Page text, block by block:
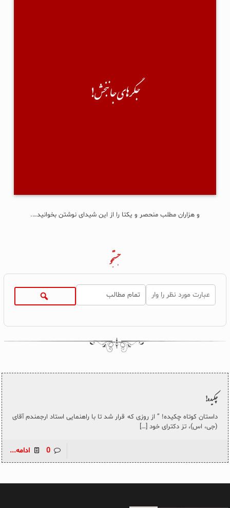
جگرهای جانبخش!
آیا امکان دارد کمک کنید تا به مخاطب برسد؟"
من هم گفته کرده:"چشمم روشن! دیگه چی؟ چشم!" 🙂
حقیقتش نه سرویس خان(!) را می‌شناسم، نه حتی یکبار لایک و کامنتی با هم
و هزاران مطلب منحصر و یکتا را از این شیدای نوشتن بخوانید….
جستجو
چکیده!
داستان کوتاه چکیده! ” از روزی که قرار شد تا با راهنمایی استاد ارجمندم آقای
(جی، اس)، تز دکترای خود […]
0 ادامه...